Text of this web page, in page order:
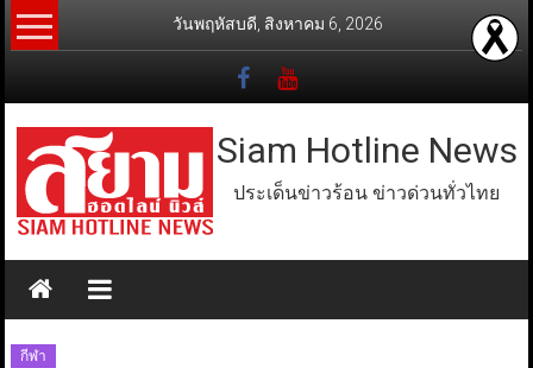
Skip
to
วันพฤหัสบดี, สิงหาคม 6, 2026
Siam Hotline News
ประเด็นข่าวร้อน ข่าวด่วนทั่วไทย
กีฬา